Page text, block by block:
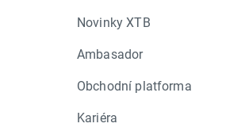
Novinky XTB
Ambasador
Obchodní platforma
Kariéra